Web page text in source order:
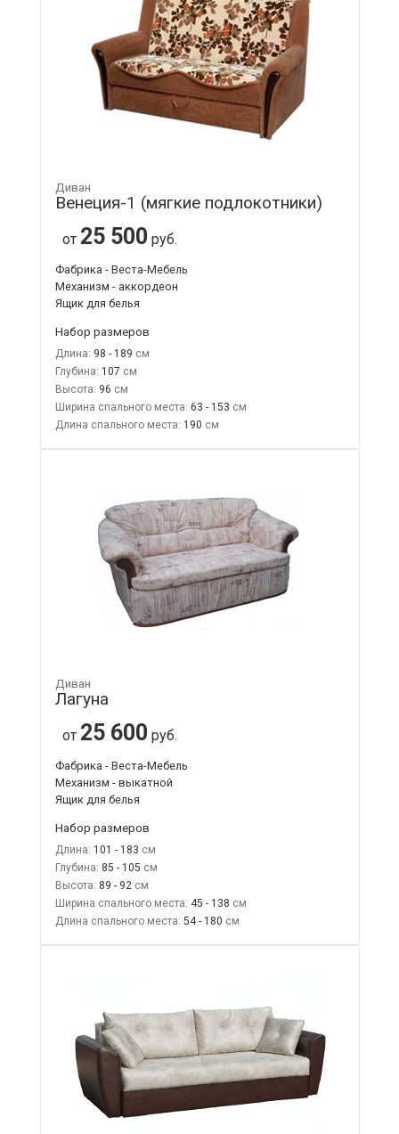
Диван
Венеция-1 (мягкие подлокотники)
от 25 500 руб.
Фабрика - Веста-Мебель
Механизм - аккордеон
Ящик для белья
Набор размеров
Длина: 98 - 189
Глубина: 107
Высота: 96
Ширина спального места: 63 - 153
Длина спального места: 190
Диван
Лагуна
от 25 600 руб.
Фабрика - Веста-Мебель
Механизм - выкатной
Ящик для белья
Набор размеров
Длина: 101 - 183
Глубина: 85 - 105
Высота: 89 - 92
Ширина спального места: 45 - 138
Длина спального места: 54 - 180